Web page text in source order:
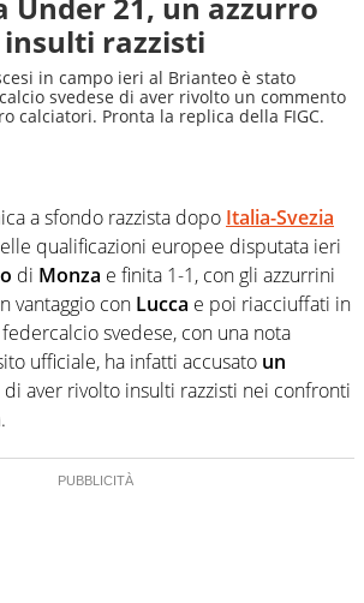
razzisti
in campo ieri al Brianteo è stato
svedese di aver rivolto un commento
calciatori. Pronta la replica della FIGC.
a sfondo razzista dopo Italia-Svezia
qualificazioni europee disputata ieri
di Monza e finita 1-1, con gli azzurrini
vantaggio con Lucca e poi riacciuffati in
svedese, con una nota
ufficiale, ha infatti accusato un
di aver rivolto insulti razzisti nei confronti
.